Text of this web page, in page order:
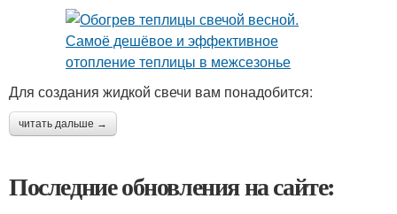
Для создания жидкой свечи вам понадобится:
читать дальше →
Последние обновления на сайте: